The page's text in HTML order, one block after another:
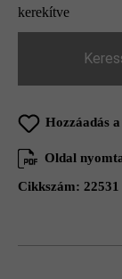
kerekítve
Hozzáadás
Oldal
Cikkszám: 22531